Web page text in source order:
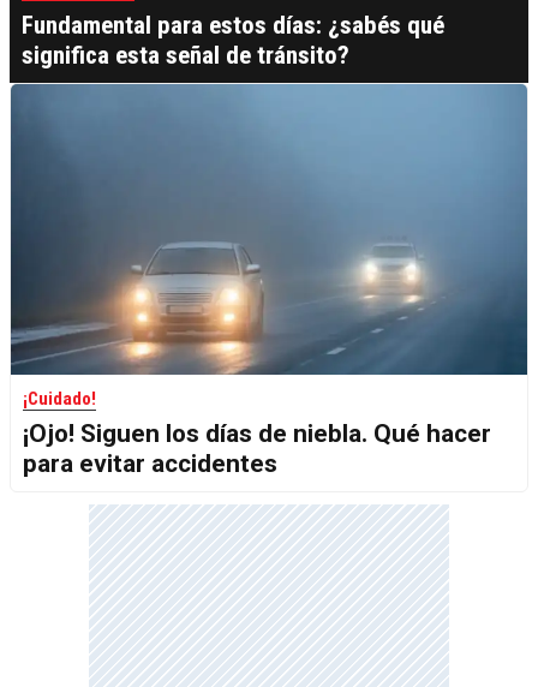
Fundamental para estos días: ¿sabés qué
significa esta señal de tránsito?
¡Cuidado!
¡Ojo! Siguen los días de niebla. Qué hacer
para evitar accidentes